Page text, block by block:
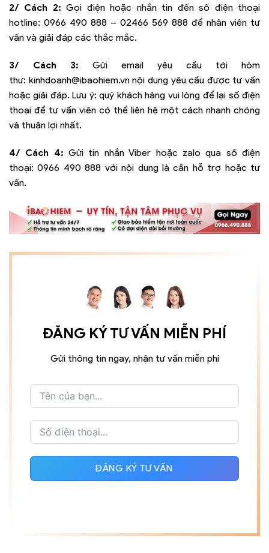
2/ Cách 2: Gọi điện hoặc nhắn tin đến số điện thoại
hotline: 0966 490 888 – 02466 569 888 để nhân viên tư
vấn và giải đáp các thắc mắc.
3/ Cách 3: Gửi email yêu cầu tới hòm
thư: kinhdoanh@ibaohiem.vnnội dung yêu cầu được tư vấn
hoặc giải đáp. Lưu ý: quý khách hàng vui lòng để lại số điện
thoại để tư vấn viên có thể liên hệ một cách nhanh chóng
và thuận lợi nhất.
4/ Cách 4: Gửi tin nhắn Viber hoặc zalo qua số điện
thoại:0966 490 888 với nội dung là cần hỗ trợ hoặc tư
vấn.
ĐĂNG KÝ TƯ VẤN MIỄN PHÍ
Gửi thông tin ngay, nhận tư vấn miễn phí
ĐĂNG KÝ TƯ VẤN